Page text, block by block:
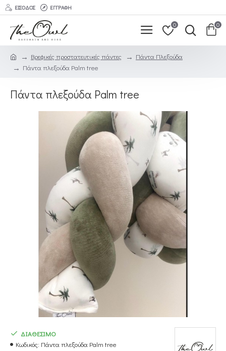
ΕΊΣΟΔΟΣ ΕΓΓΡΑΦΉ
0 0
Βρεφικές προστατευτικές πάντες
Πάντα Πλεξούδα
Πάντα πλεξούδα Palm tree
Πάντα πλεξούδα Palm tree
ΔΙΑΘΕΣΙΜΟ
Κωδικός: Πάντα πλεξούδα Palm tree